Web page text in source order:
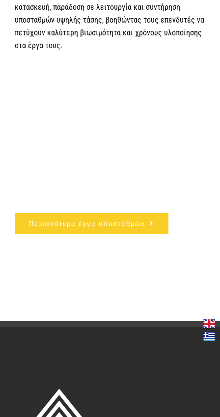
κατασκευή, παράδοση σε λειτουργία και συντήρηση
υποσταθμών υψηλής τάσης, βοηθώντας τους επενδυτές να
πετύχουν καλύτερη βιωσιμότητα και χρόνους υλοποίησης
στα έργα τους.
Περισσότερα έργα υποσταθμών